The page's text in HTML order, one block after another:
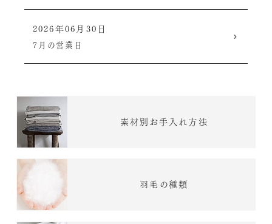
2026年06月30日
7月の営業日
素材別お手入れ方法
羽毛の種類